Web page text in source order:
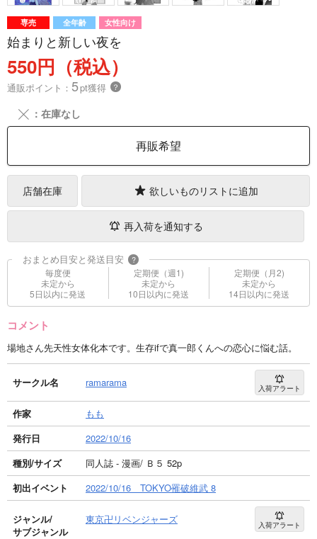
専売 全年齢 女性向け
始まりと新しい夜を
550円（税込）
通販ポイント： 5pt獲得 ？
╳ ：在庫なし
再販希望
店舗在庫 欲しいものリストに追加
再入荷を通知する
おまとめ目安と発送目安 ?
毎度便
未定から
5日以内に発送
定期便（週1)
未定から
10日以内に発送
定期便（月2)
未定から
14日以内に発送
コメント
場地さん先天性女体化本です。生存ifで真一郎くんへの恋心に悩む話。
サークル名 ramarama 入荷アラート
作家
もも
発行日
2022/10/16
種別/サイズ
同人誌 - 漫画/ Ｂ５ 52p
初出イベント
2022/10/16 TOKYO罹破維武 8
ジャンル/
サブジャンル
東京卍リベンジャーズ 入荷アラート